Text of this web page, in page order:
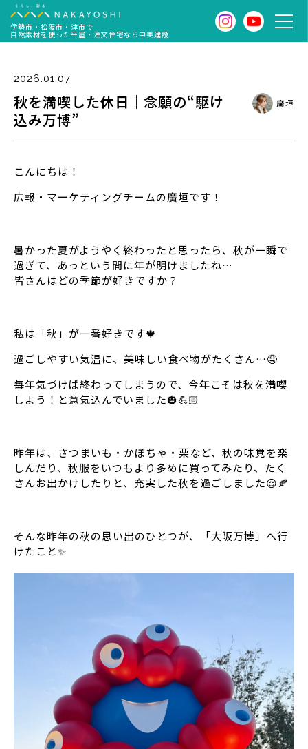
伊勢市・松阪市・津市で
自然素材を使った平屋・注文住宅なら中美建設
2026.01.07
秋を満喫した休日｜念願の“駆け
込み万博”
廣垣
こんにちは！
広報・マーケティングチームの廣垣です！
暑かった夏がようやく終わったと思ったら、秋が一瞬で
過ぎて、あっという間に年が明けましたね…
皆さんはどの季節が好きですか？
私は「秋」が一番好きです🍁
過ごしやすい気温に、美味しい食べ物がたくさん…🤤
毎年気づけば終わってしまうので、今年こそは秋を満喫
しよう！と意気込んでいました🎃💪🏻
昨年は、さつまいも・かぼちゃ・栗など、秋の味覚を楽
しんだり、秋服をいつもより多めに買ってみたり、たく
さんお出かけしたりと、充実した秋を過ごしました😌🍂
そんな昨年の秋の思い出のひとつが、「大阪万博」へ行
けたこと✨